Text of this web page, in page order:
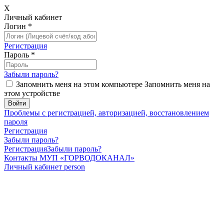
X
Личный кабинет
Логин *
Регистрация
Пароль *
Забыли пароль?
Запомнить меня на этом компьютере Запомнить меня на
этом устройстве
Проблемы с регистрацией, авторизацией, восстановлением
пароля
Регистрация
Забыли пароль?
РегистрацияЗабыли пароль?
Контакты МУП «ГОРВОДОКАНАЛ»
Личный кабинет person